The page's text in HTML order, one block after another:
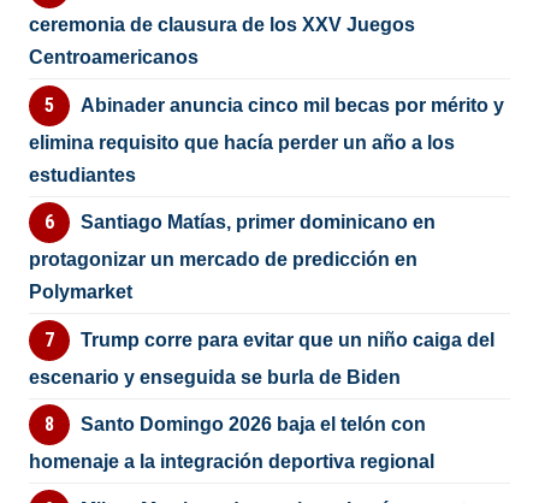
ceremonia de clausura de los XXV Juegos
Centroamericanos
Abinader anuncia cinco mil becas por mérito y
elimina requisito que hacía perder un año a los
estudiantes
Santiago Matías, primer dominicano en
protagonizar un mercado de predicción en
Polymarket
Trump corre para evitar que un niño caiga del
escenario y enseguida se burla de Biden
Santo Domingo 2026 baja el telón con
homenaje a la integración deportiva regional